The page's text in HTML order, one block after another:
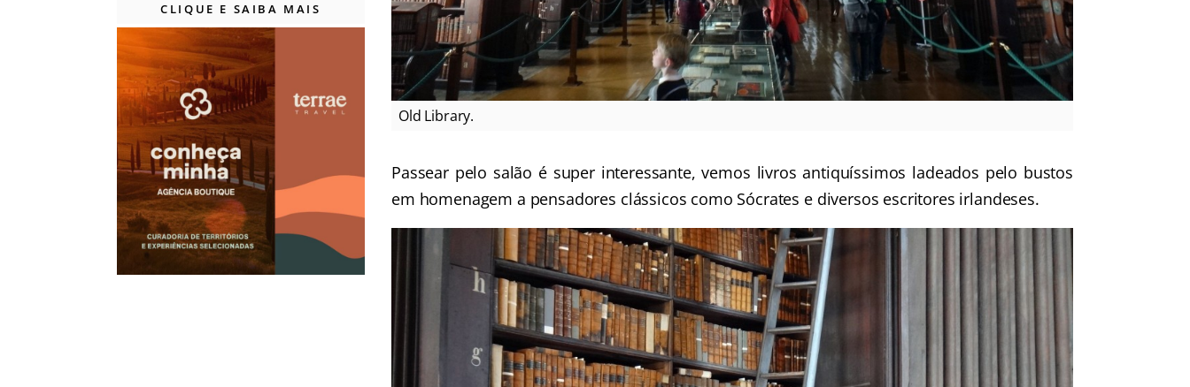
Old Library.
Passear pelo salão é super interessante, vemos livros antiquíssimos ladeados pelo bustos
em homenagem a pensadores clássicos como Sócrates e diversos escritores irlandeses.
CLIQUE E SAIBA MAIS